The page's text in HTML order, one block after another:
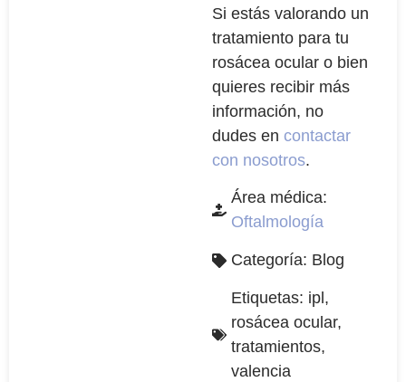
Si estás valorando un
tratamiento para tu
rosácea ocular o bien
quieres recibir más
información, no
dudes en contactar
con nosotros.
Área médica:
Oftalmología
Categoría: Blog
Etiquetas: ipl ,
rosácea ocular,
tratamientos,
valencia